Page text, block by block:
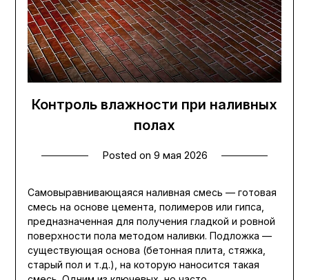
Контроль влажности при наливных
полах
Posted on 9 мая 2026
Самовыравнивающаяся наливная смесь — готовая
смесь на основе цемента, полимеров или гипса,
предназначенная для получения гладкой и ровной
поверхности пола методом наливки. Подложка —
существующая основа (бетонная плита, стяжка,
старый пол и т.д.), на которую наносится такая